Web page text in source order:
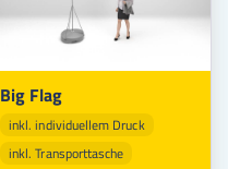
Big Flag
inkl. individuellem Druck
inkl. Transporttasche